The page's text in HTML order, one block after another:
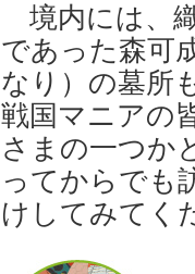
境内には、
であった森可
なり）の墓所
戦国マニアの
さまの一つか
ってからでも
けしてみてく